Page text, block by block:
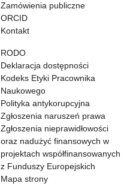
Zamówienia publiczne
ORCID
Kontakt
RODO
Deklaracja dostępności
Kodeks Etyki Pracownika
Naukowego
Polityka antykorupcyjna
Zgłoszenia naruszeń prawa
Zgłoszenia nieprawidłowości
oraz nadużyć finansowych w
projektach współfinansowanych
z Funduszy Europejskich
Mapa strony